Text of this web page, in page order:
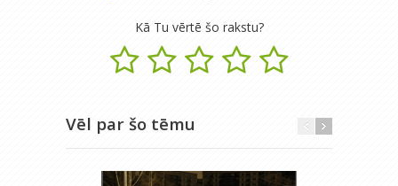
Kā Tu vērtē šo rakstu?
Vēl par šo tēmu